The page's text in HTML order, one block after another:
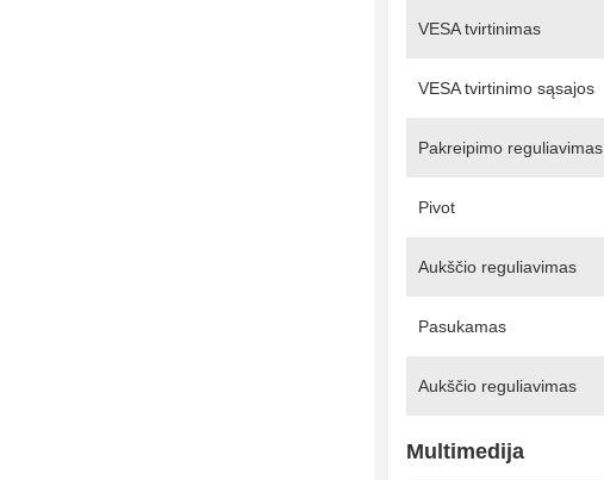
VESA tvirtinimas
VESA tvirtinimo sąsajos
Pakreipimo reguliavimas
Pivot
Aukščio reguliavimas
Pasukamas
Aukščio reguliavimas
Multimedija